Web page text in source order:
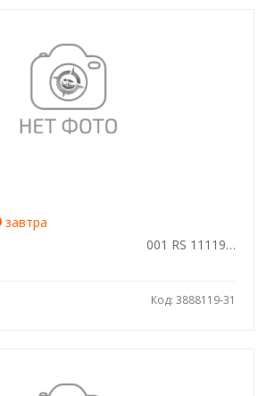
завтра
001 RS 11119 0N0
Код: 3888119-31